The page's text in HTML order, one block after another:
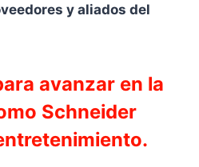
y aliados del
avanzar en la
Schneider